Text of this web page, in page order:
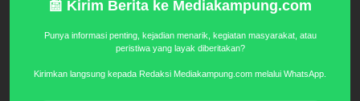
📰 Kirim Berita ke Mediakampung.com
Punya informasi penting, kejadian menarik, kegiatan masyarakat, atau
peristiwa yang layak diberitakan?
Kirimkan langsung kepada Redaksi Mediakampung.com melalui WhatsApp.